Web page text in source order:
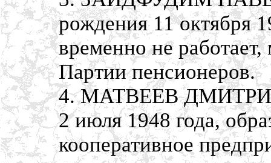
рождения 11 октября
временно не
Партии пенсионеров.
4. МАТВЕЕВ
2 июля 1948 года,
кооперативное